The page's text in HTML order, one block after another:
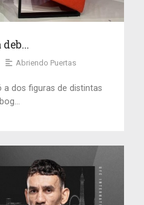
Abriendo Puertas
a dos figuras de distintas